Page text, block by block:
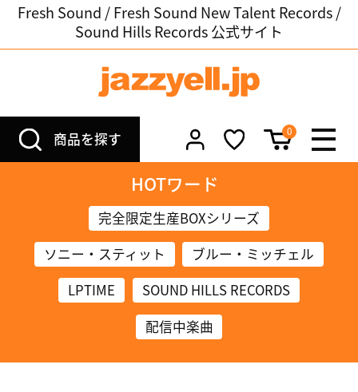
Fresh Sound / Fresh Sound New Talent Records /
Sound Hills Records 公式サイト
商品を探す 0
HOTワード
完全限定生産BOXシリーズ
ソニー・スティット
ブルー・ミッチェル
LPTIME
SOUND HILLS RECORDS
配信中楽曲